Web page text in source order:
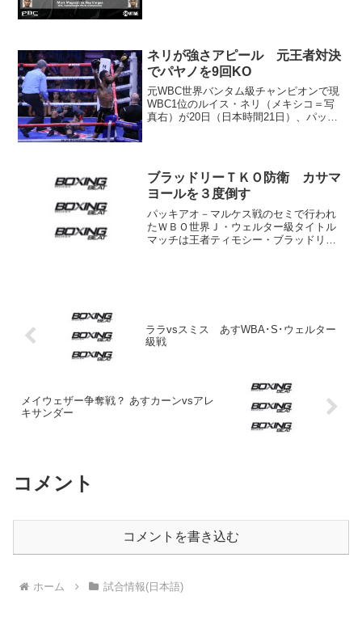
ネリが強さアピール 元王者対決
でパヤノを9回KO
元WBC世界バンタム級チャンピオンで現
WBC1位のルイス・ネリ（メキシコ＝写
真右）が20日（日本時間21日）、パッキ
級スーパ...
ブラッドリーＴＫＯ防衛 カサマ
ヨールを３度倒す
パッキアオ－マルケス戦のセミで行われ
たＷＢＯ世界Ｊ・ウェルター級タイトル
マッチは王者ティモシー・ブラッドリー
ララvsスミス あすWBA･S･ウェルター
級戦
メイウェザー争奪戦？ あすカーンvsアレ
キサンダー
コメント
コメントを書き込む
ホーム 試合情報(日本語)